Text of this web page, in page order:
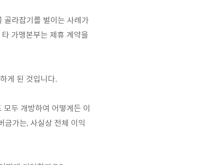
골라잡기를 벌이는 사례가
가맹본부는 제휴 계약을
게 된 것입니다.
두 개방하여 어떻게든 이
가는, 사실상 전체 이익